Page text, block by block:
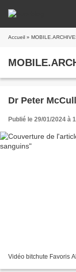
Accueil »
Dr Peter
Publié le 29/01/2024 à
Vidéo bitchute Favoris